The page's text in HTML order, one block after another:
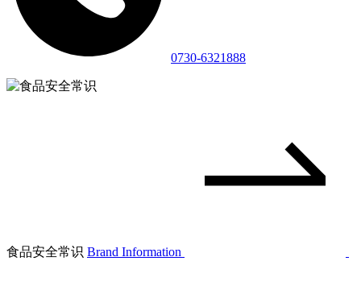
0730-6321888
食品安全常识 Brand Information